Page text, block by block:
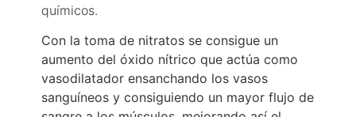
químicos.
Con la toma de nitratos se consigue un
aumento del óxido nítrico que actúa como
vasodilatador ensanchando los vasos
sanguíneos y consiguiendo un mayor flujo de